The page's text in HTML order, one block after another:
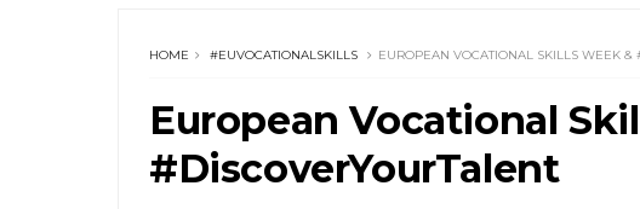
HOME #EUVOCATIONALSKILLS EUROPEAN VOCATIONAL SKILLS WEEK &
European Vocational
#DiscoverYourTalent